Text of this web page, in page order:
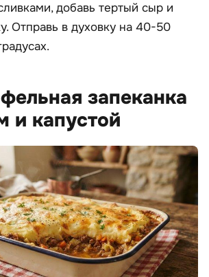
добавь тертый сыр и
Отправь в духовку на 40-50
запеканка
и капустой